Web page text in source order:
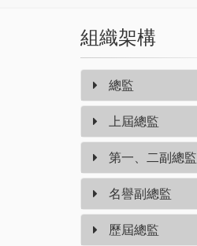
組織架構
總監
上屆總監
第一、二副總監
名譽副總監
歷屆總監